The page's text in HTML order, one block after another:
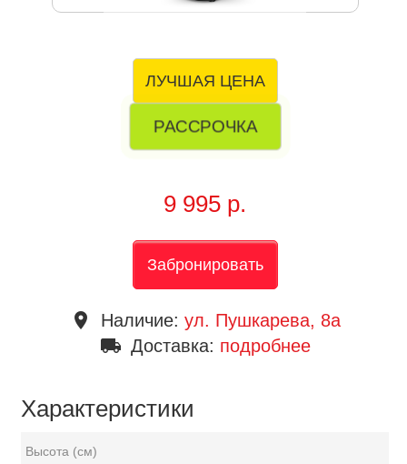
ЛУЧШАЯ ЦЕНА
РАССРОЧКА
9 995 р.
Забронировать
place Наличие: ул. Пушкарева, 8a
local_shipping Доставка: подробнее
Характеристики
Высота (см)